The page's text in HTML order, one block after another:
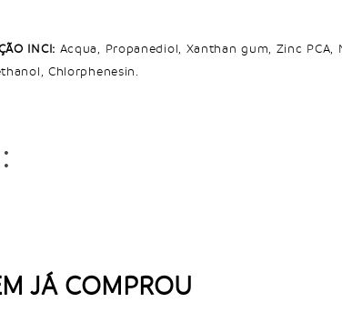
INCI: Acqua, Propanediol, Xanthan gum, Zinc PCA,
Chlorphenesin.
JÁ COMPROU